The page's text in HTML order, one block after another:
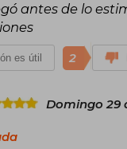
antes de lo
es útil 2
Domingo 29